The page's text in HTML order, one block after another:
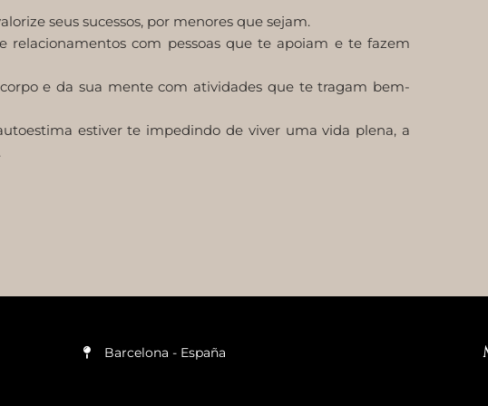
seus sucessos, por menores que sejam.
relacionamentos com pessoas que te apoiam e te fazem
e da sua mente com atividades que te tragam bem-
estiver te impedindo de viver uma vida plena, a
Barcelona - España